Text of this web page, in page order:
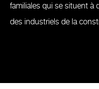
familiales qui se situent à
des industriels de la